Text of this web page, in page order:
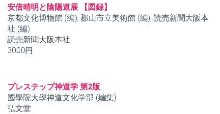
安倍晴明と陰陽道展 【図録】
京都文化博物館 (編), 郡山市立美術館 (編), 読売新聞大阪本
社 (編)
読売新聞大阪本社
3000円
プレステップ神道学 第2版
國學院大學神道文化学部 (編集)
弘文堂